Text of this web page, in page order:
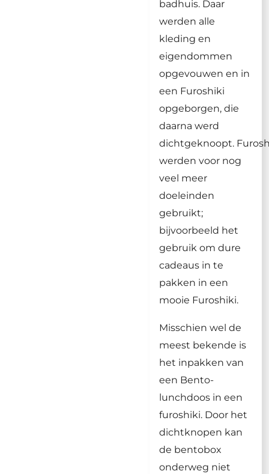
badhuis. Daar
werden alle
kleding en
eigendommen
opgevouwen en in
een Furoshiki
opgeborgen, die
daarna werd
dichtgeknoopt.
werden voor nog
veel meer
doeleinden
gebruikt;
bijvoorbeeld het
gebruik om dure
cadeaus in te
pakken in een
mooie Furoshiki.
Misschien wel de
meest bekende is
het inpakken van
een Bento-
lunchdoos in een
furoshiki. Door het
dichtknopen kan
de bentobox
onderweg niet